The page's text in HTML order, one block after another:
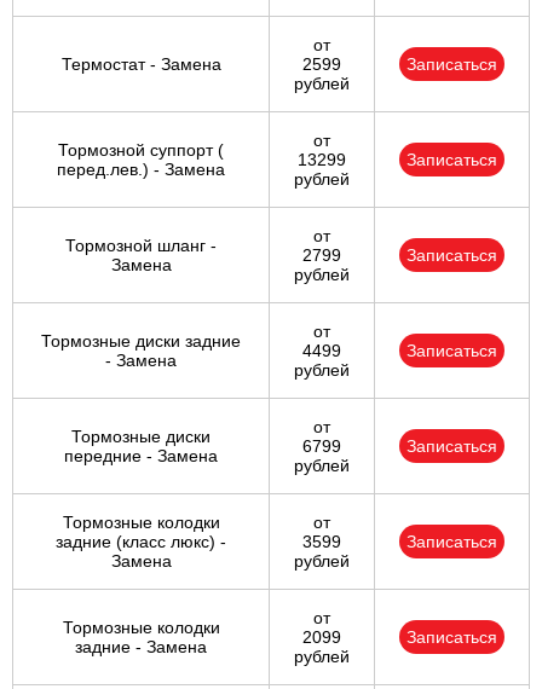
Термостат - Замена
от
2599
рублей
Записаться
Тормозной суппорт (
перед.лев.) - Замена
от
13299
рублей
Записаться
Тормозной шланг -
Замена
от
2799
рублей
Записаться
Тормозные диски задние
- Замена
от
4499
рублей
Записаться
Тормозные диски
передние - Замена
от
6799
рублей
Записаться
Тормозные колодки
задние (класс люкс) -
Замена
от
3599
рублей
Записаться
Тормозные колодки
задние - Замена
от
2099
рублей
Записаться